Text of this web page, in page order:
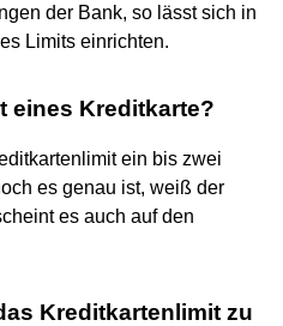
der Bank, so lässt sich in
Limits einrichten.
eines Kreditkarte?
ein bis zwei
es genau ist, weiß der
es auch auf den
Kreditkartenlimit zu